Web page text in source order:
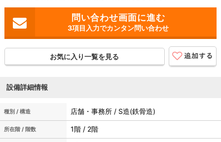
3項目入力でカンタン問い合わせ
お気に入り一覧を見る
設備詳細情報
種別 / 構造 店舗・事務所 / S造(鉄骨造)
所在階 / 階数 1階 / 2階